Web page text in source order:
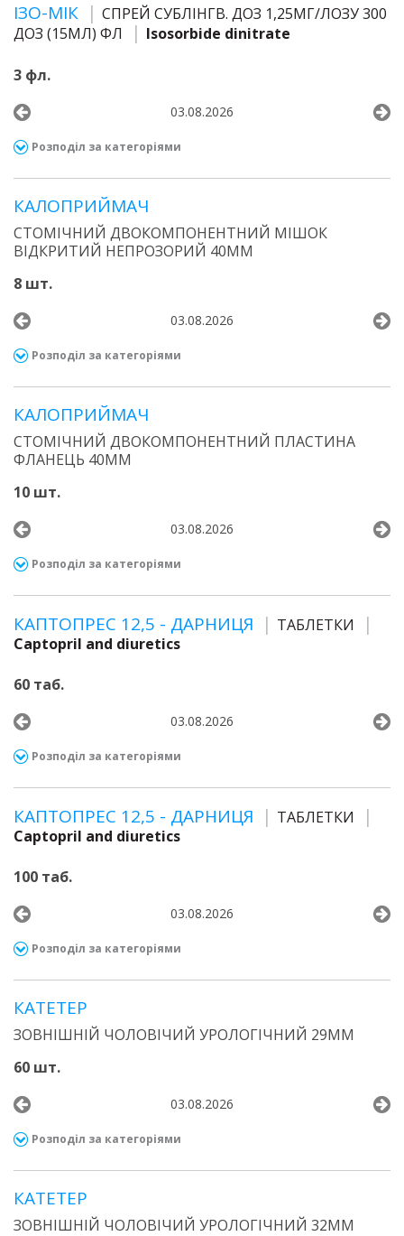
ІЗО-МІК
СПРЕЙ СУБЛІНГВ. ДОЗ 1,25МГ/ЛОЗУ 300
ДОЗ (15МЛ) ФЛ
Isosorbide dinitrate
3 фл.
03.08.2026
Розподіл за категоріями
КАЛОПРИЙМАЧ
СТОМІЧНИЙ ДВОКОМПОНЕНТНИЙ МІШОК
ВІДКРИТИЙ НЕПРОЗОРИЙ 40ММ
8 шт.
03.08.2026
Розподіл за категоріями
КАЛОПРИЙМАЧ
СТОМІЧНИЙ ДВОКОМПОНЕНТНИЙ ПЛАСТИНА
ФЛАНЕЦЬ 40ММ
10 шт.
03.08.2026
Розподіл за категоріями
КАПТОПРЕС 12,5 - ДАРНИЦЯ
ТАБЛЕТКИ
Captopril and diuretics
60 таб.
03.08.2026
Розподіл за категоріями
КАПТОПРЕС 12,5 - ДАРНИЦЯ
ТАБЛЕТКИ
Captopril and diuretics
100 таб.
03.08.2026
Розподіл за категоріями
КАТЕТЕР
ЗОВНІШНІЙ ЧОЛОВІЧИЙ УРОЛОГІЧНИЙ 29ММ
60 шт.
03.08.2026
Розподіл за категоріями
КАТЕТЕР
ЗОВНІШНІЙ ЧОЛОВІЧИЙ УРОЛОГІЧНИЙ 32ММ